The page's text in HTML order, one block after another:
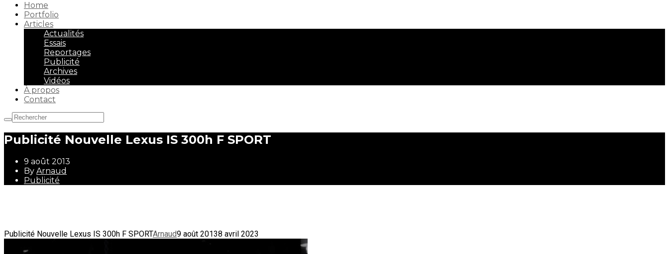
Home
Portfolio
Articles
Actualités
Essais
Reportages
Publicité
Archives
Vidéos
À propos
Contact
Publicité Nouvelle Lexus IS 300h F SPORT
9 août 2013
By Arnaud
Publicité
Publicité Nouvelle Lexus IS 300h F SPORTArnaud9 août 20138 avril 2023